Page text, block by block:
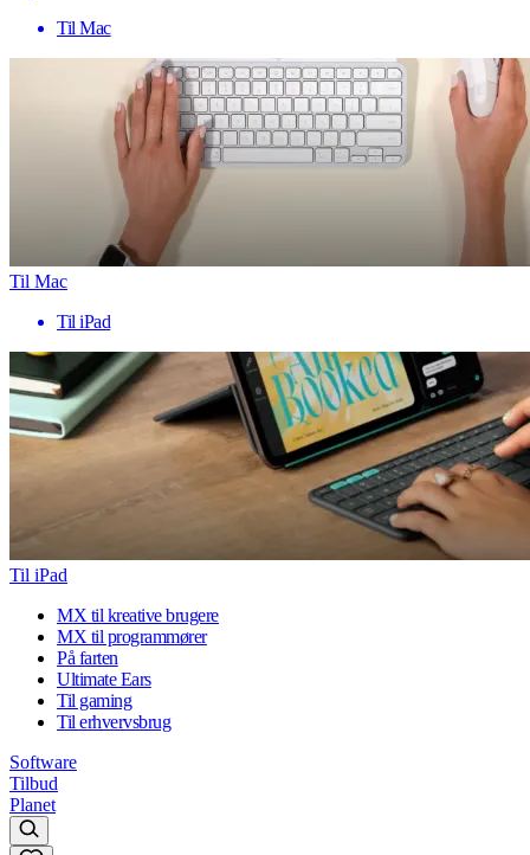
Til Mac
Til Mac
Til iPad
Til iPad
MX til kreative brugere
MX til programmører
På farten
Ultimate Ears
Til gaming
Til erhvervsbrug
Software
Tilbud
Planet